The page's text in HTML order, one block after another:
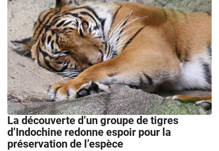
La découverte d’un groupe de tigres
d’Indochine redonne espoir pour la
préservation de l’espèce